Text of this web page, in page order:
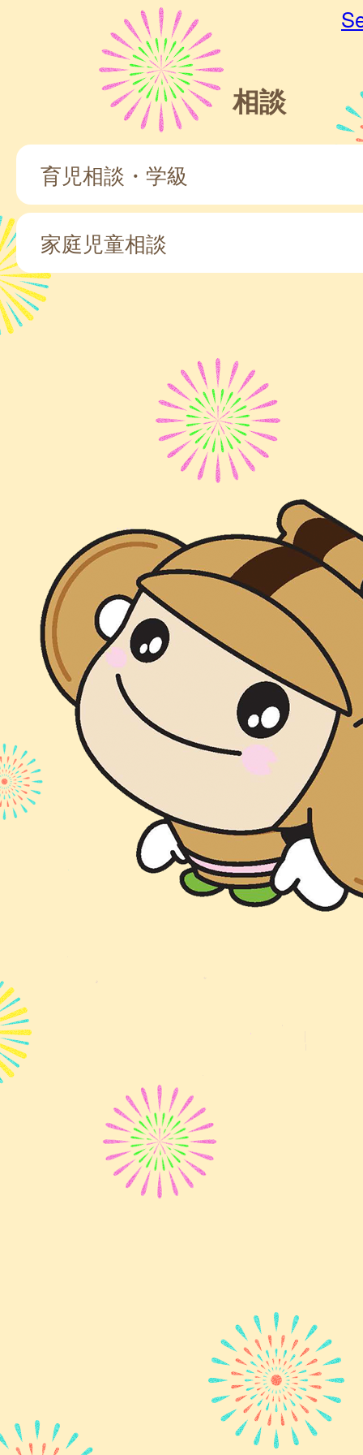
相談
育児相談・学級
家庭児童相談